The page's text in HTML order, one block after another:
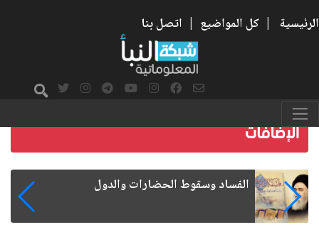
الرئيسية | كل المواضيع | اتصل بنا
رواتب الموظفين على صفيح ساخن